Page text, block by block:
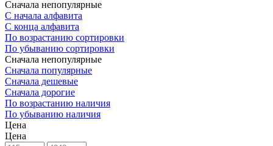
Сначала непопулярные
С начала алфавита
С конца алфавита
По возрастанию сортировки
По убыванию сортировки
Сначала непопулярные
Сначала популярные
Сначала дешевые
Сначала дорогие
По возрастанию наличия
По убыванию наличия
Цена
Цена